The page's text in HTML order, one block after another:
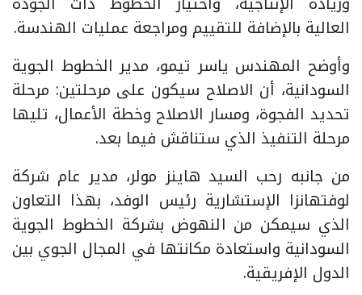
العالية بالإضافة للتقييم ومراجعة عمليات الهندسة.
وأوضح المهندس ياسر تيمو، مدير الخطوط الجوية
السودانية، أن الاصلاح سيكون على مرحلتين: مرحلة
تحديد الفجوة، ومسار الاصلاح وخطة الأعمال، تليها
مرحلة التنفيذ الذي ستناقش فيما بعد.
من جانبه رحب السيد هاينز مولر، مدير عام شركة
لوفتهانزا الإستشارية رئيس الوفد، بهذا التعاون
الذي سيمكن من النهوض بشركة الخطوط الجوية
السودانية واستعادة مكانتها في المجال الجوي بين
الدول الإفريقية.